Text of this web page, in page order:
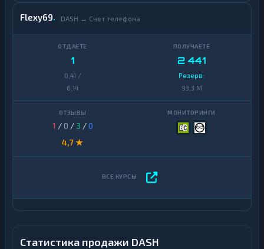
Flexy69 DASH ↔ Счет телефона
1
0,41 /
6,14
2 441
Резерв:
93,3 M
1 / 0 / 3 /0
4,7 ★
Статистика продажи DASH